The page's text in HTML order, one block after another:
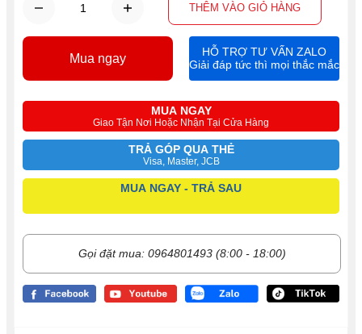
THÊM VÀO GIỎ HÀNG
MUA NGAY
Giao Tận Nơi Hoặc Nhận Tại Cửa Hàng
TRẢ GÓP QUA THẺ
Visa, Master, JCB
MUA NGAY - TRẢ SAU
Gọi đặt mua: 0964801493 (8:00 - 18:00)
Mua ngay
HỖ TRỢ TƯ VẤN ZALO
Giải đáp tức thì mọi thắc mắc